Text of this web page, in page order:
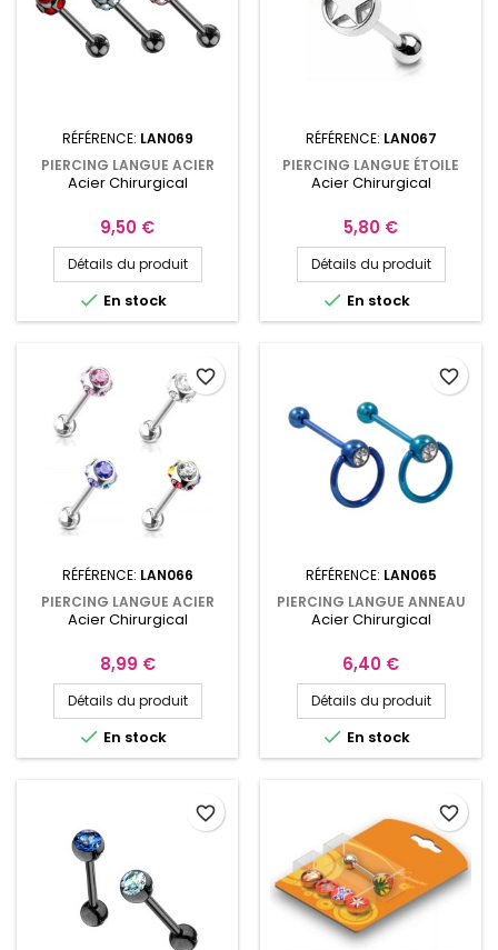
RÉFÉRENCE: LAN069
PIERCING LANGUE ACIER
ANODISÉ NOIR 7 CRISTAUX
Acier Chirurgical
Prix
9,50 €
Détails du produit
 En stock
RÉFÉRENCE: LAN067
PIERCING LANGUE ÉTOILE
ACIER CHIRURGICAL
Acier Chirurgical
Prix
5,80 €
Détails du produit
 En stock
RÉFÉRENCE: LAN066
PIERCING LANGUE ACIER
CHIRURGICAL 7 CRISTAUX
Acier Chirurgical
Prix
8,99 €
Détails du produit
 En stock
favorite_border
RÉFÉRENCE: LAN065
PIERCING LANGUE ANNEAU
ESCLAVE, CRISTAL BLANC
Acier Chirurgical
Prix
6,40 €
Détails du produit
 En stock
favorite_border
favorite_border favorite_border